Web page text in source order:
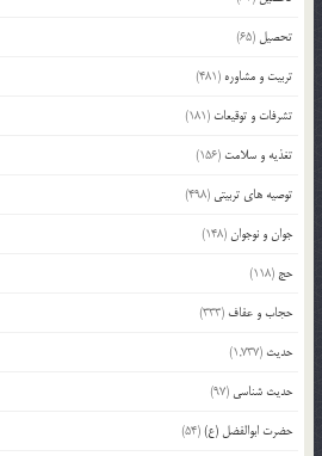
تحصیل (65)
تربیت و مشاوره (481)
تشرفات و توقیعات (181)
تغذیه و سلامت (156)
توصیه های تربیتی (498)
جوان و نوجوان(148)
حج (118)
حجاب و عفاف (333)
حدیث (1,737)
حدیث شناسی (97)
حضرت ابوالفضل (ع)(54)